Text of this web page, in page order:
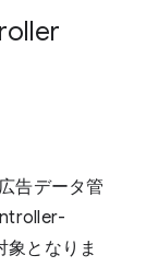
告データ管
となりま